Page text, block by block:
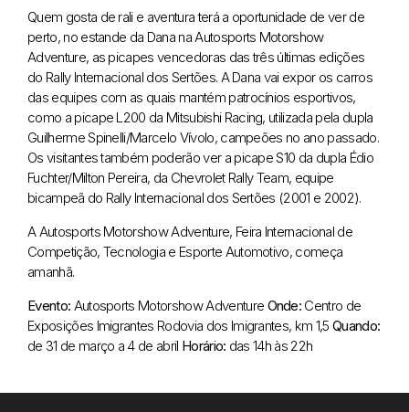
Quem gosta de rali e aventura terá a oportunidade de ver de
perto, no estande da Dana na Autosports Motorshow
Adventure, as picapes vencedoras das três últimas edições
do Rally Internacional dos Sertões. A Dana vai expor os carros
das equipes com as quais mantém patrocínios esportivos,
como a picape L200 da Mitsubishi Racing, utilizada pela dupla
Guilherme Spinelli/Marcelo Vívolo, campeões no ano passado.
Os visitantes também poderão ver a picape S10 da dupla Édio
Fuchter/Milton Pereira, da Chevrolet Rally Team, equipe
bicampeã do Rally Internacional dos Sertões (2001 e 2002).
A Autosports Motorshow Adventure, Feira Internacional de
Competição, Tecnologia e Esporte Automotivo, começa
amanhã.
Evento: Autosports Motorshow Adventure Onde: Centro de
Exposições Imigrantes Rodovia dos Imigrantes, km 1,5 Quando:
de 31 de março a 4 de abril Horário: das 14h às 22h